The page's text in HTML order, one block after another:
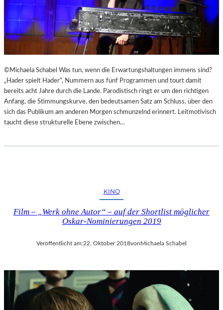
©Michaela Schabel Was tun, wenn die Erwartungshaltungen immens sind?
„Hader spielt Hader“, Nummern aus fünf Programmen und tourt damit
bereits acht Jahre durch die Lande. Parodistisch ringt er um den richtigen
Anfang, die Stimmungskurve, den bedeutsamen Satz am Schluss, über den
sich das Publikum am anderen Morgen schmunzelnd erinnert. Leitmotivisch
taucht diese strukturelle Ebene zwischen…
KINO
Film – „Werk ohne Autor“ – auf der Shortlist möglicher
Oskar-Nominierungen 2019
Veröffentlicht am:22. Oktober 2018vonMichaela Schabel